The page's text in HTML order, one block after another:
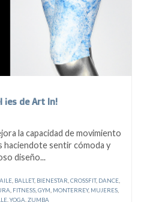
¡es de Art In!
la capacidad de movimiento
haciendote sentir cómoda y
diseño...
BALLET, BIENESTAR CROSSFIT, DANCE
FITNESS GYM MONTERREY, MUJERES
,YOGA ZUMBA